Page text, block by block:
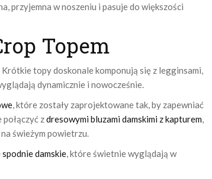
przyjemna w noszeniu i pasuje do większości
Topem
topy doskonale komponują się z legginsami,
dynamicznie i nowocześnie.
, które zostały zaprojektowane tak, by zapewniać
zdresowymi bluzami damskimi z kapturem
świeżym powietrzu.
damskie , które świetnie wyglądają w